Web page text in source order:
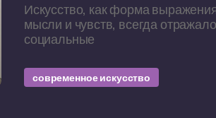
Искусство, как форма
мысли и чувств, всегда
социальные
современное искусство